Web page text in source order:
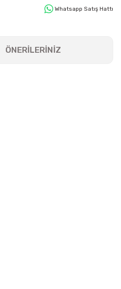
Whatsapp Satış Hattı
ÖNERİLERİNİZ